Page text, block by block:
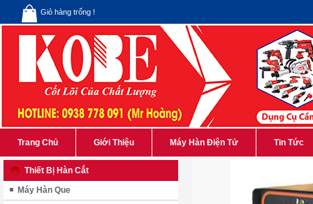
Giỏ hàng trống !
Trang Chủ Giới Thiệu Máy Hàn Điện Tử Tin Tức
Thiết Bị Hàn Cắt
Máy Hàn Que